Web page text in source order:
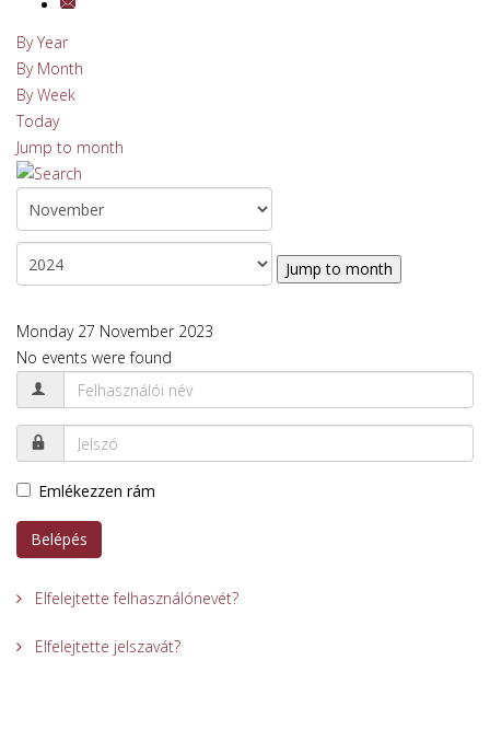
By Year
By Month
By Week
Today
Jump to month
Jump to month
Monday 27 November 2023
No events were found
Emlékezzen rám
Belépés
Elfelejtette felhasználónevét?
Elfelejtette jelszavát?